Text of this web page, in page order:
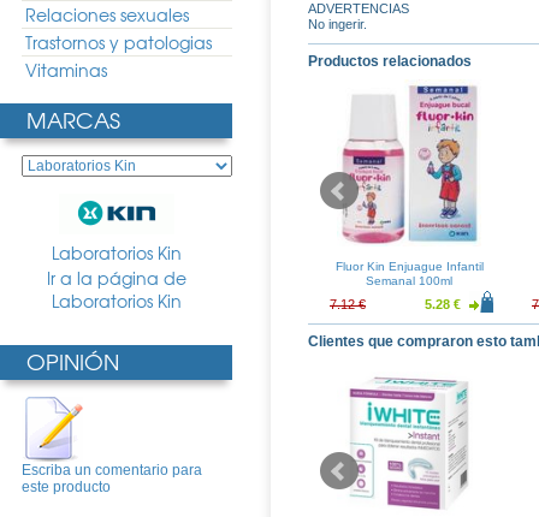
Relaciones sexuales
Trastornos y patologias
Vitaminas
MARCAS
Laboratorios Kin
Ir a la página de
Laboratorios Kin
OPINIÓN
Escriba un comentario para
este producto
ADVERTENCIAS
No ingerir.
Productos relacionados
7.78 €
500ml Duplo
9.00 €
Fluor Kin Enjuague Infantil
Semanal 100ml
7.12 € 5.28 €
Clientes que compraron esto